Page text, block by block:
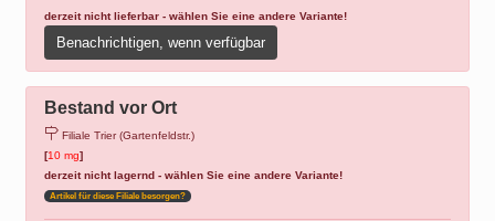
derzeit nicht lieferbar - wählen Sie eine andere Variante!
Benachrichtigen, wenn verfügbar
Bestand vor Ort
Filiale Trier (Gartenfeldstr.)
[10 mg]
derzeit nicht lagernd - wählen Sie eine andere Variante!
Artikel für diese Filiale besorgen?